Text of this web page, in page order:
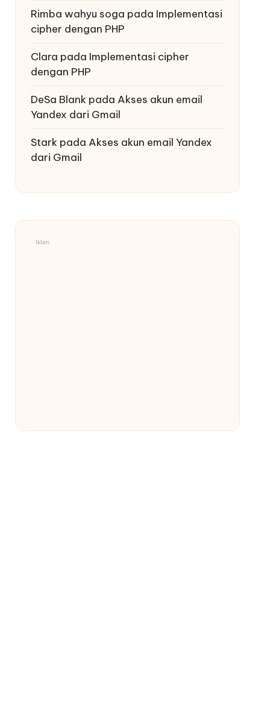
Rimba wahyu soga pada Implementasi
cipher dengan PHP
Clara pada Implementasi cipher
dengan PHP
DeSa Blankpada Akses akun email
Yandex dari Gmail
Starkpada Akses akun email Yandex
dari Gmail
Iklan